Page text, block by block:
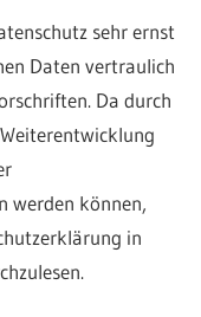
sehr ernst
Daten vertraulich
Da durch
werden können,
in